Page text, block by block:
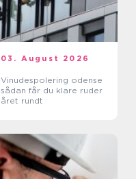
03. August 2026
Vinudespolering odense
sådan får du klare ruder
året rundt